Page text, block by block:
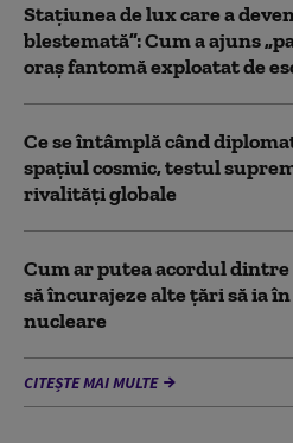
Stațiunea de lux care a
blestemată”: Cum a ajuns
oraș fantomă exploatat de
Ce se întâmplă când
spațiul cosmic, testul
rivalități globale
Cum ar putea acordul dintre
să încurajeze alte țări să ia
nucleare
CITEȘTE MAI MULTE